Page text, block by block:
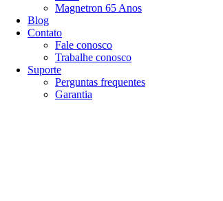
Magnetron 65 Anos
Blog
Contato
Fale conosco
Trabalhe conosco
Suporte
Perguntas frequentes
Garantia